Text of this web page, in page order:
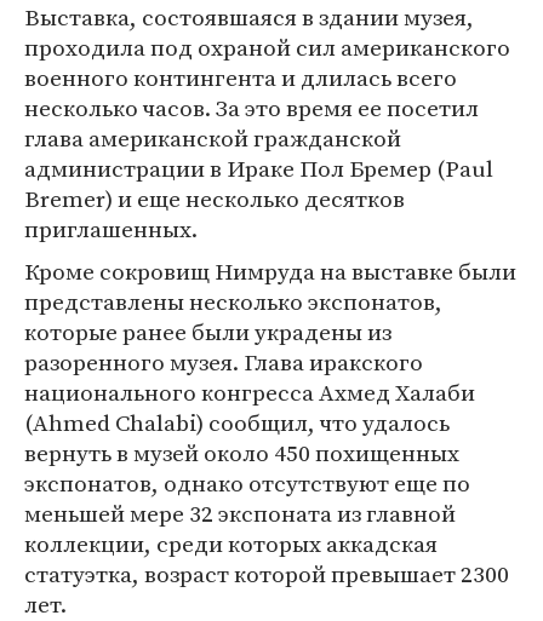
Выставка, состоявшаяся в здании музея,
проходила под охраной сил американского
военного контингента и длилась всего
несколько часов. За это время ее посетил
глава американской гражданской
администрации в Ираке Пол Бремер (Paul
Bremer) и еще несколько десятков
приглашенных.
Кроме сокровищ Нимруда на выставке были
представлены несколько экспонатов,
которые ранее были украдены из
разоренного музея. Глава иракского
национального конгресса Ахмед Халаби
(Ahmed Chalabi) сообщил, что удалось
вернуть в музей около 450 похищенных
экспонатов, однако отсутствуют еще по
меньшей мере 32 экспоната из главной
коллекции, среди которых аккадская
статуэтка, возраст которой превышает 2300
лет.